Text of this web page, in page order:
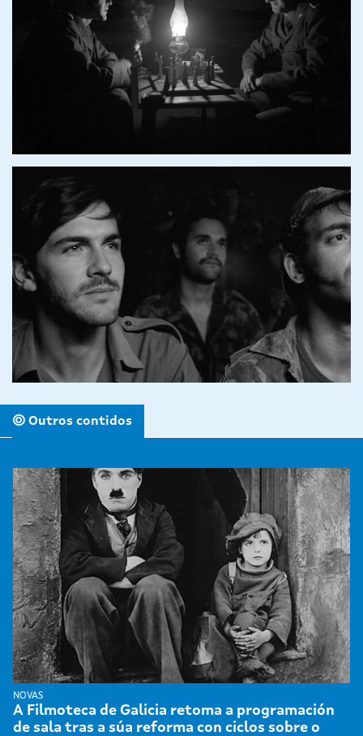
Outros contidos
NOVAS
A Filmoteca de Galicia retoma a programación
de sala tras a súa reforma con ciclos sobre o